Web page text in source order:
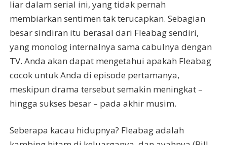
liar dalam serial ini, yang tidak pernah
membiarkan sentimen tak terucapkan. Sebagian
besar sindiran itu berasal dari Fleabag sendiri,
yang monolog internalnya sama cabulnya dengan
TV. Anda akan dapat mengetahui apakah Fleabag
cocok untuk Anda di episode pertamanya,
meskipun drama tersebut semakin meningkat –
hingga sukses besar – pada akhir musim.
Seberapa kacau hidupnya? Fleabag adalah